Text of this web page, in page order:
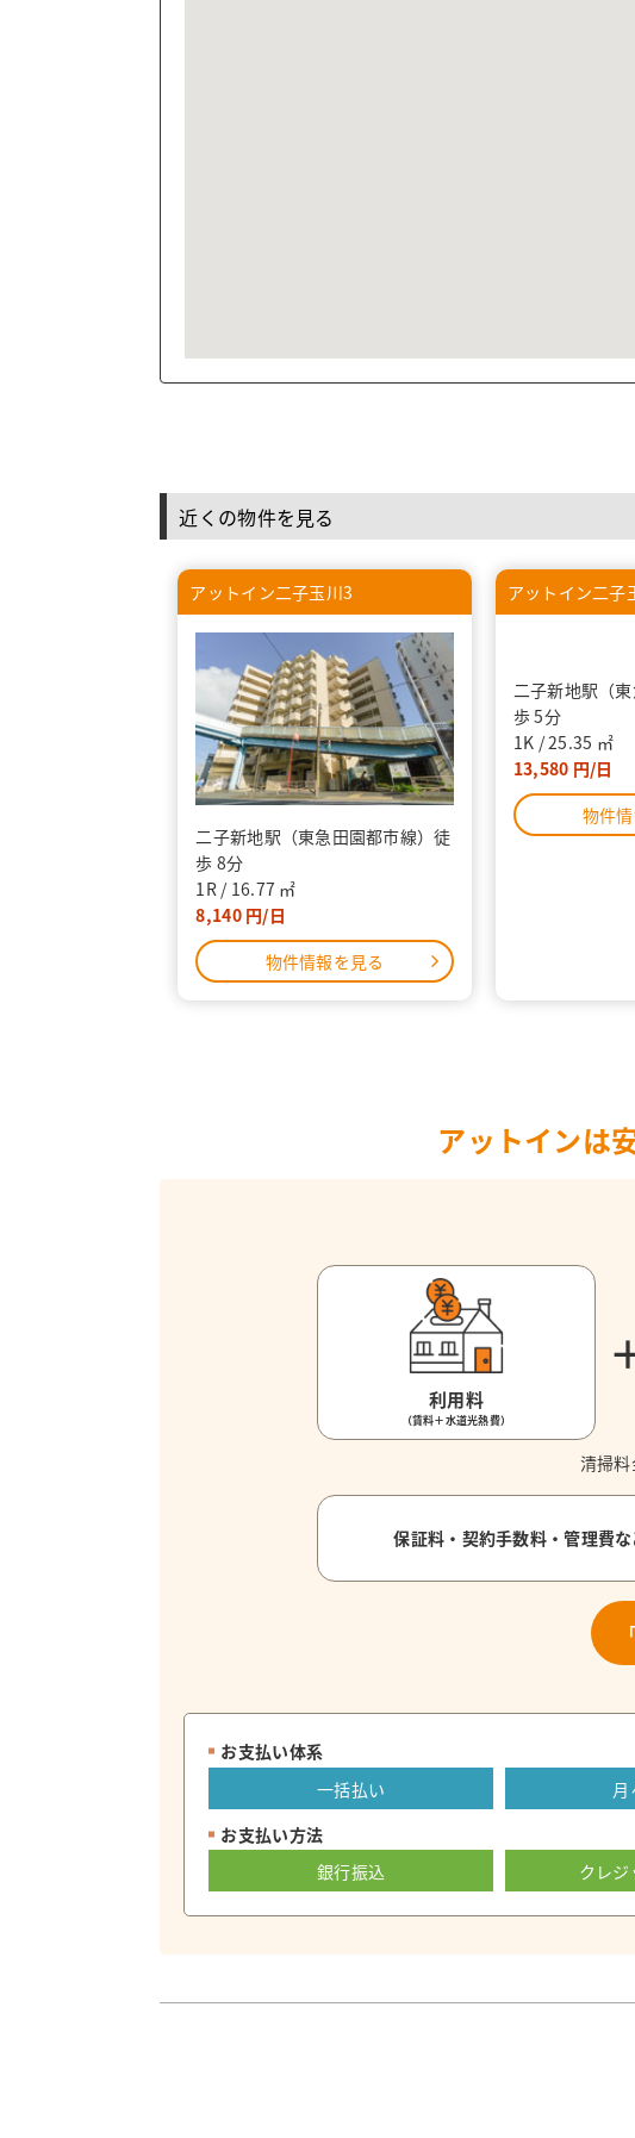
近くの物件を見る
アットイン二子玉川3
二子新地駅（東急田園都市線）徒
歩 8分
1R
16.77
8,140
物件情報を見る
アットイン二子
二子新地駅（
アットインは
利用料
（賃料＋水道光熱費）
清掃料
保証料・契約手数料・管理費
お支払い体系
一括払い
月
お支払い方法
銀行振込
クレジ